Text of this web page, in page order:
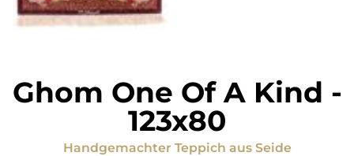
Ghom One Of A Kind -
123x80
Handgemachter Teppich aus Seide